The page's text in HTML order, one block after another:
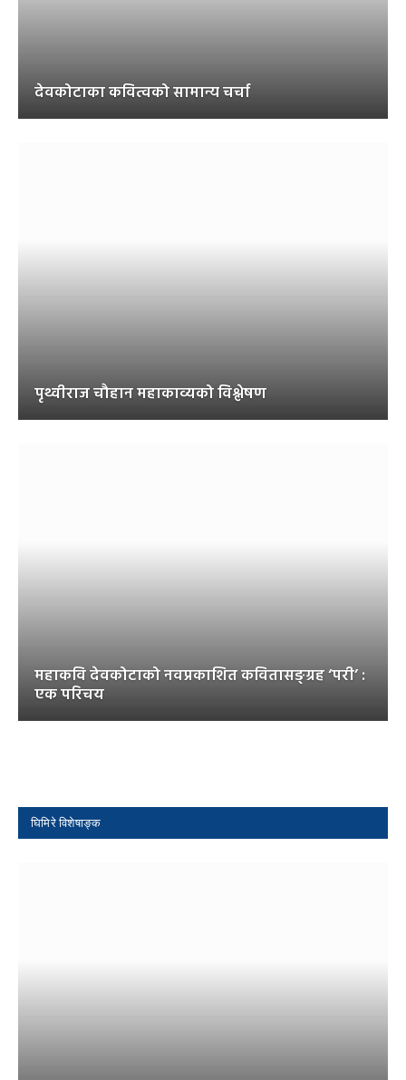
देवकोटाका कवित्वको सामान्य चर्चा
पृथ्वीराज चौहान महाकाव्यको विश्लेषण
महाकवि देवकोटाको नवप्रकाशित कवितासङ्ग्रह ‘परी’ :
एक परिचय
घिमिरे विशेषाङ्क